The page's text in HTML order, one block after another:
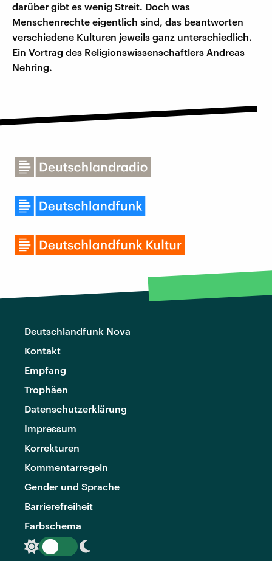
darüber gibt es wenig Streit. Doch was
Menschenrechte eigentlich sind, das beantworten
verschiedene Kulturen jeweils ganz unterschiedlich.
Ein Vortrag des Religionswissenschaftlers Andreas
Nehring.
Deutschlandfunk Nova
Kontakt
Empfang
Trophäen
Datenschutzerklärung
Impressum
Korrekturen
Kommentarregeln
Gender und Sprache
Barrierefreiheit
Farbschema